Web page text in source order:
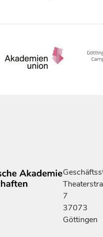
7
37073
Göttingen